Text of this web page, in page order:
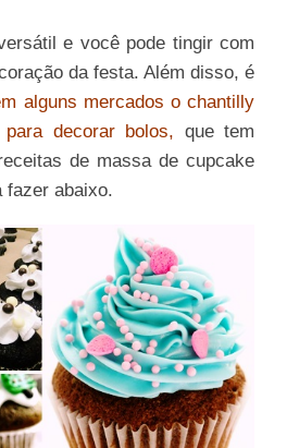
e você pode tingir com
da festa. Além disso, é
alguns mercados o chantilly
decorar bolos, que tem
de massa de cupcake
fazer abaixo.